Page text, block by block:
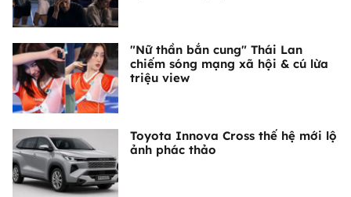
"Nữ thần bắn cung" Thái Lan
chiếm sóng mạng xã hội & cú lừa
triệu view
Toyota Innova Cross thế hệ mới lộ
ảnh phác thảo